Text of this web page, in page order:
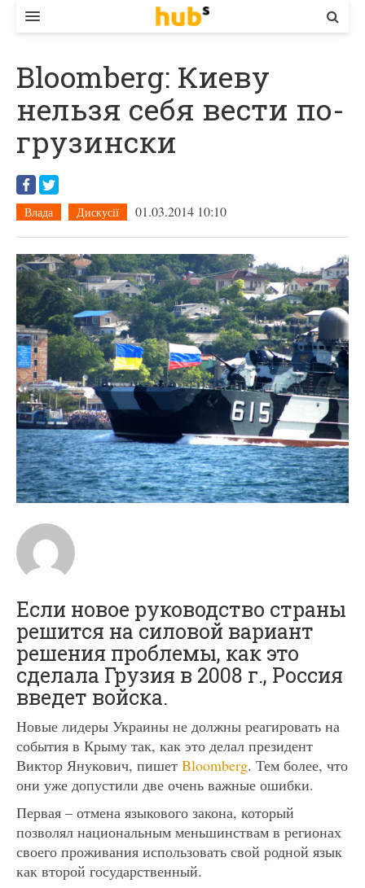
ЕКОНОМІКА
БІЗНЕС
СТАРТЕР
КОНТАКТИ
Bloomberg: Киеву
нельзя себя вести по-
грузински
Влада Дискусії 01.03.2014 10:10
Если новое руководство страны
решится на силовой вариант
решения проблемы, как это
сделала Грузия в 2008 г., Россия
введет войска.
Новые лидеры Украины не должны реагировать на
события в Крыму так, как это делал президент
Виктор Янукович, пишет Bloomberg. Тем более, что
они уже допустили две очень важные ошибки.
Первая – отмена языкового закона, который
позволял национальным меньшинствам в регионах
своего проживания использовать свой родной язык
как второй государственный.